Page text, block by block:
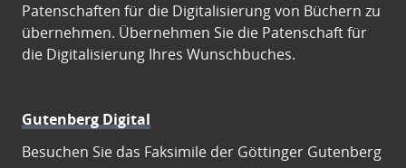
Patenschaften für die Digitalisierung von Büchern zu
übernehmen. Übernehmen Sie die Patenschaft für
die Digitalisierung Ihres Wunschbuches.
Gutenberg Digital
Besuchen Sie das Faksimile der Göttinger Gutenberg